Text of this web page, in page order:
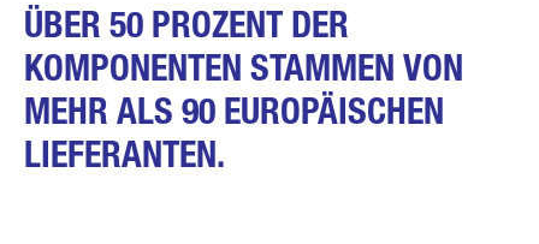
ÜBER 50 PROZENT DER
KOMPONENTEN STAMMEN VON
MEHR ALS 90 EUROPÄISCHEN
LIEFERANTEN.